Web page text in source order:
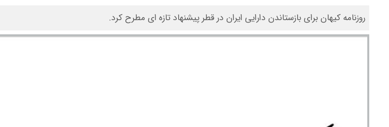
روزنامه کیهان برای بازستاندن دارایی ایران در قطر پیشنهاد تازه ای مطرح کرد.